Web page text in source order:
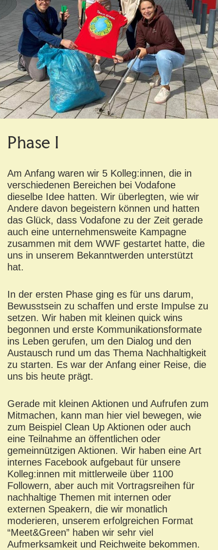
Phase I
Am Anfang waren wir 5 Kolleg:innen, die in
verschiedenen Bereichen bei Vodafone
dieselbe Idee hatten. Wir überlegten, wie wir
Andere davon begeistern können und hatten
das Glück, dass Vodafone zu der Zeit gerade
auch eine unternehmensweite Kampagne
zusammen mit dem WWF gestartet hatte, die
uns in unserem Bekanntwerden unterstützt
hat.
In der ersten Phase ging es für uns darum,
Bewusstsein zu schaffen und erste Impulse zu
setzen. Wir haben mit kleinen quick wins
begonnen und erste Kommunikationsformate
ins Leben gerufen, um den Dialog und den
Austausch rund um das Thema Nachhaltigkeit
zu starten. Es war der Anfang einer Reise, die
uns bis heute prägt.
Gerade mit kleinen Aktionen und Aufrufen zum
Mitmachen, kann man hier viel bewegen, wie
zum Beispiel Clean Up Aktionen oder auch
eine Teilnahme an öffentlichen oder
gemeinnützigen Aktionen. Wir haben eine Art
internes Facebook aufgebaut für unsere
Kolleg:innen mit mittlerweile über 1100
Followern, aber auch mit Vortragsreihen für
nachhaltige Themen mit internen oder
externen Speakern, die wir monatlich
moderieren, unserem erfolgreichen Format
“Meet&Green” haben wir sehr viel
Aufmerksamkeit und Reichweite bekommen.